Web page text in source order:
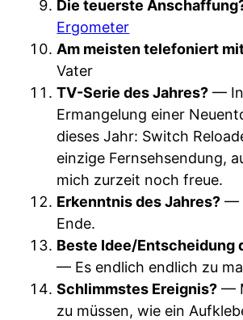
Die teuerste
Ergometer
Am meisten telefoniert
Vater
TV-Serie des Jahres? — In
Ermangelung einer
dieses Jahr: Switch
einzige Fernsehsendung,
mich zurzeit noch freue.
Erkenntnis des Jahres? —
Ende.
Beste Idee/Entscheidung
— Es endlich endlich zu
Schlimmstes Ereignis? —
zu müssen, wie ein